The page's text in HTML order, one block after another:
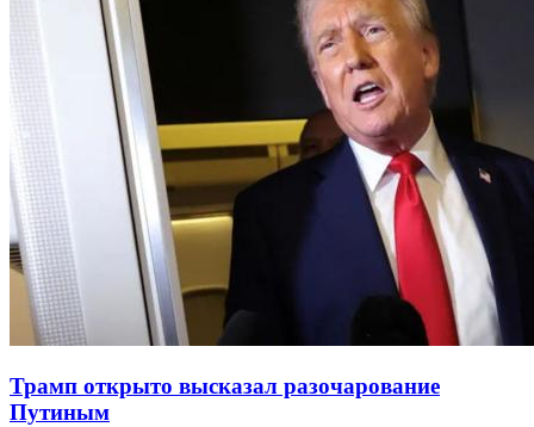
Трамп открыто высказал разочарование
Путиным